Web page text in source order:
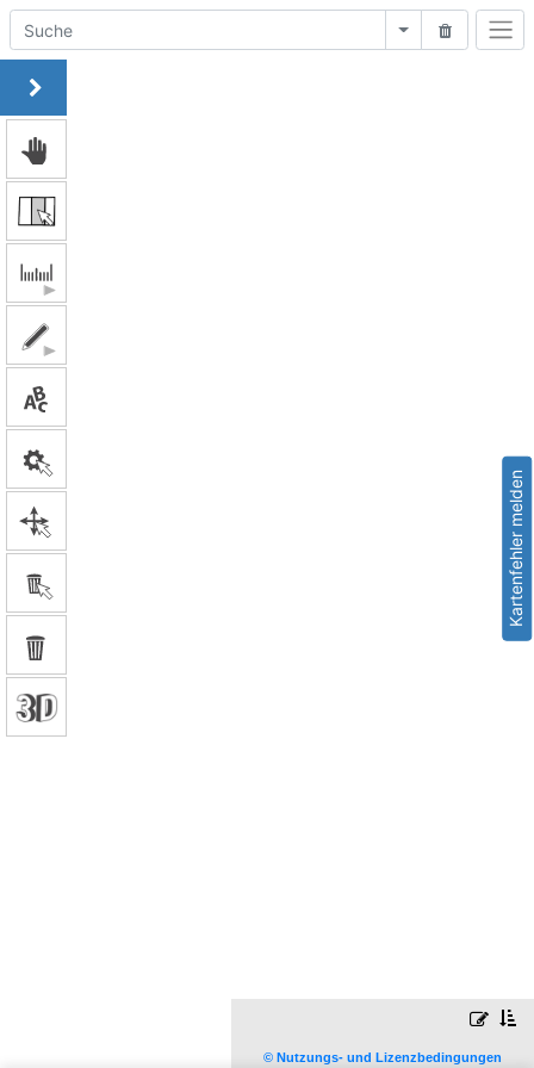
© Nutzungs- und Lizenzbedingungen
Kartenfehler melden